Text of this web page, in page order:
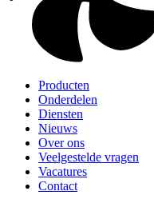
Producten
Onderdelen
Diensten
Nieuws
Over ons
Veelgestelde vragen
Vacatures
Contact